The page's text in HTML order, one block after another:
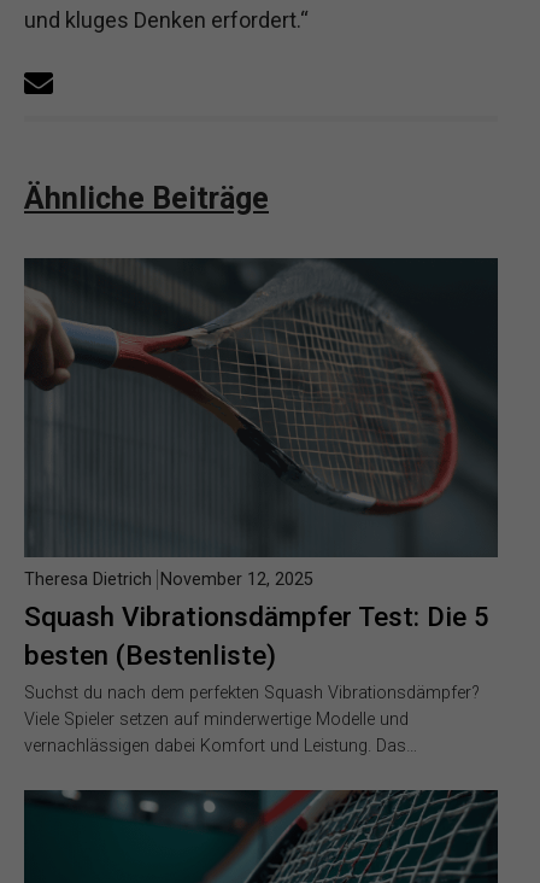
und kluges Denken erfordert.“
Ähnliche Beiträge
Squash Vibrationsdämpfer Test: Die 5
besten (Bestenliste)
Theresa Dietrich November 12, 2025
Suchst du nach dem perfekten Squash Vibrationsdämpfer?
Viele Spieler setzen auf minderwertige Modelle und
vernachlässigen dabei Komfort und Leistung. Das…